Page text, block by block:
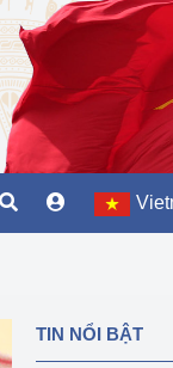
TIN NỔI BẬT